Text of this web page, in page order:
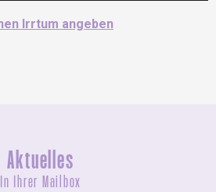
Irrtum angeben
Aktuelles
In Ihrer Mailbox